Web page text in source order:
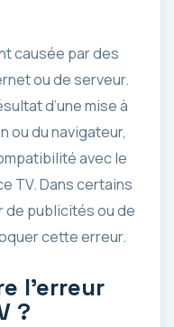
causée par des
ou de serveur.
d’une mise à
ou du navigateur,
avec le
TV. Dans certains
de publicités ou de
cette erreur.
l’erreur
?